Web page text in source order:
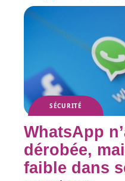
SÉCURITÉ
WhatsApp
dérobée,
faible dans